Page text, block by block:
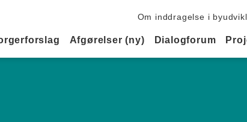
Sekundær
Om inddragelse i
Afgørelser (ny) Dialogforum